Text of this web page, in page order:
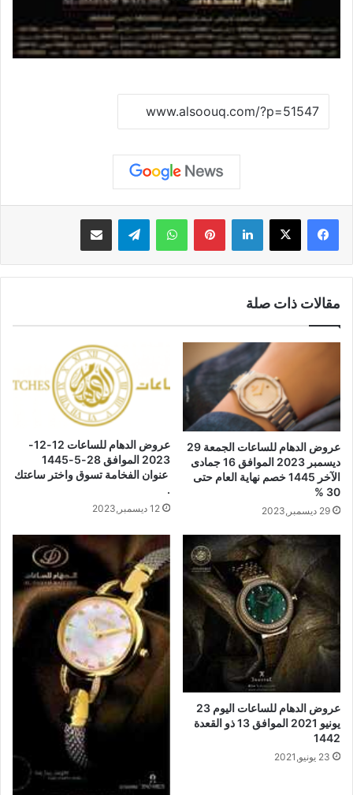
لينكدإن بينتيريستواتساب تيلقرام مشاركة عبر البريد
مقالات ذات صلة
عروض الدهام للساعات الجمعة 29
ديسمبر 2023 الموافق 16 جمادى
الآخر 1445 خصم نهاية العام حتى
30 %
29 ديسمبر,2023
عروض الدهام للساعات 12-12-
2023 الموافق 28-5-1445
عنوان الفخامة تسوق واختر ساعتك
.
12 ديسمبر,2023
عروض الدهام للساعات اليوم 23
يونيو 2021 الموافق 13 ذو القعدة
1442
23 يونيو,2021